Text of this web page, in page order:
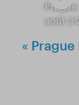
Prague
août 3
« Prague